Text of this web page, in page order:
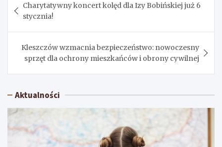
wpisu
Charytatywny koncert kolęd dla Izy Bobińskiej już 6
stycznia!
Kleszczów wzmacnia bezpieczeństwo: nowoczesny
sprzęt dla ochrony mieszkańców i obrony cywilnej
Aktualności